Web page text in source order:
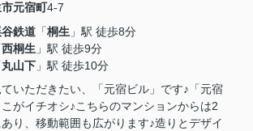
元宿町4-7
鉄道 「桐生 」駅 徒歩8分
西桐生 」駅 徒歩9分
丸山下 」駅 徒歩10分
いただきたい、「元宿ビル」です♪「元宿
がイチオシ♪こちらのマンションからは2
り、移動範囲も広がります♪造りとデザイ